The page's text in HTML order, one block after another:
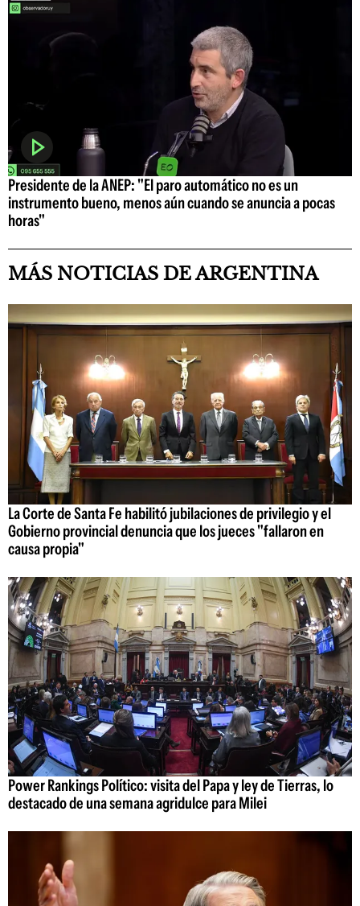
Presidente de la ANEP: "El paro automático no es un
instrumento bueno, menos aún cuando se anuncia a pocas
horas"
MÁS NOTICIAS DE ARGENTINA
La Corte de Santa Fe habilitó jubilaciones de privilegio y el
Gobierno provincial denuncia que los jueces "fallaron en
causa propia"
Power Rankings Político: visita del Papa y ley de Tierras, lo
destacado de una semana agridulce para Milei